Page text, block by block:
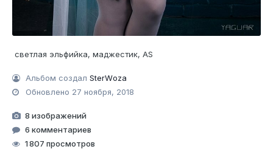
светлая эльфийка, маджестик, АS
Альбом создалStеrWоzа
Обновлено 27 ноября, 2018
8 изображений
6 комментариев
1 807 просмотров